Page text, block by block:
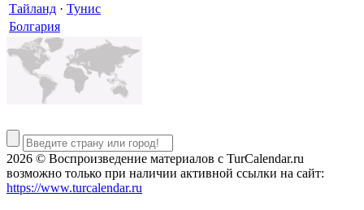
Тайланд · Тунис
Болгария
2026 © Воспроизведение материалов c TurCalendar.ru
возможно только при наличии активной ссылки на сайт:
https://www.turcalendar.ru